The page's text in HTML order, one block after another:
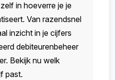
in hoeverre je je
Van razendsnel
inzicht in je cijfers
debiteurenbeheer
Bekijk nu welk
past.